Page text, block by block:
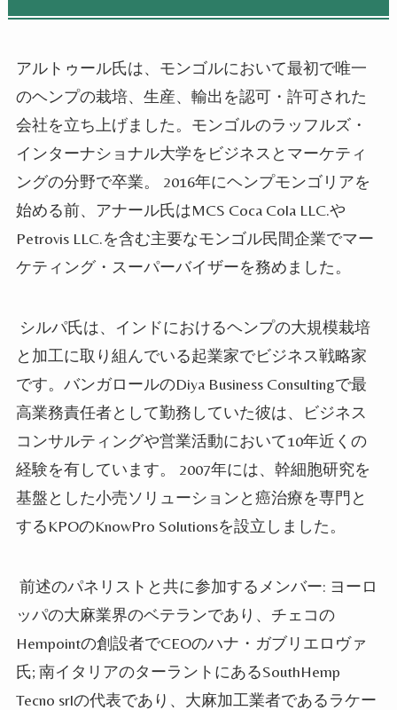
アルトゥール氏は、モンゴルにおいて最初で唯一
のヘンプの栽培、生産、輸出を認可・許可された
会社を立ち上げました。モンゴルのラッフルズ・
インターナショナル大学をビジネスとマーケティ
ングの分野で卒業。 2016年にヘンプモンゴリアを
始める前、アナール氏はMCS Coca Cola LLC.や
Petrovis LLC.を含む主要なモンゴル民間企業でマー
ケティング・スーパーバイザーを務めました。
シルパ氏は、インドにおけるヘンプの大規模栽培
と加工に取り組んでいる起業家でビジネス戦略家
です。バンガロールのDiya Business Consultingで最
高業務責任者として勤務していた彼は、ビジネス
コンサルティングや営業活動において10年近くの
経験を有しています。 2007年には、幹細胞研究を
基盤とした小売ソリューションと癌治療を専門と
するKPOのKnowPro Solutionsを設立しました。
前述のパネリストと共に参加するメンバー: ヨーロ
ッパの大麻業界のベテランであり、チェコの
Hempointの創設者でCEOのハナ・ガブリエロヴァ
氏; 南イタリアのターラントにあるSouthHemp
Tecno srlの代表であり、大麻加工業者であるラケー